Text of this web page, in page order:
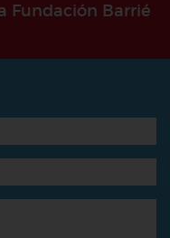
Fundación Barrié